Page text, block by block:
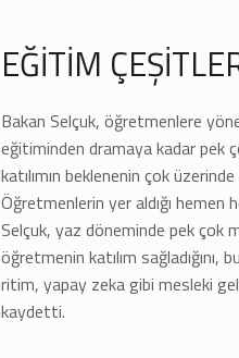
EĞİTİM
Bakan Selçuk, öğretmenlere
eğitiminden dramaya kadar pek
katılımın beklenenin çok
Öğretmenlerin yer aldığı
Selçuk, yaz döneminde pek çok
öğretmenin katılım
ritim, yapay zeka gibi mesleki
kaydetti.